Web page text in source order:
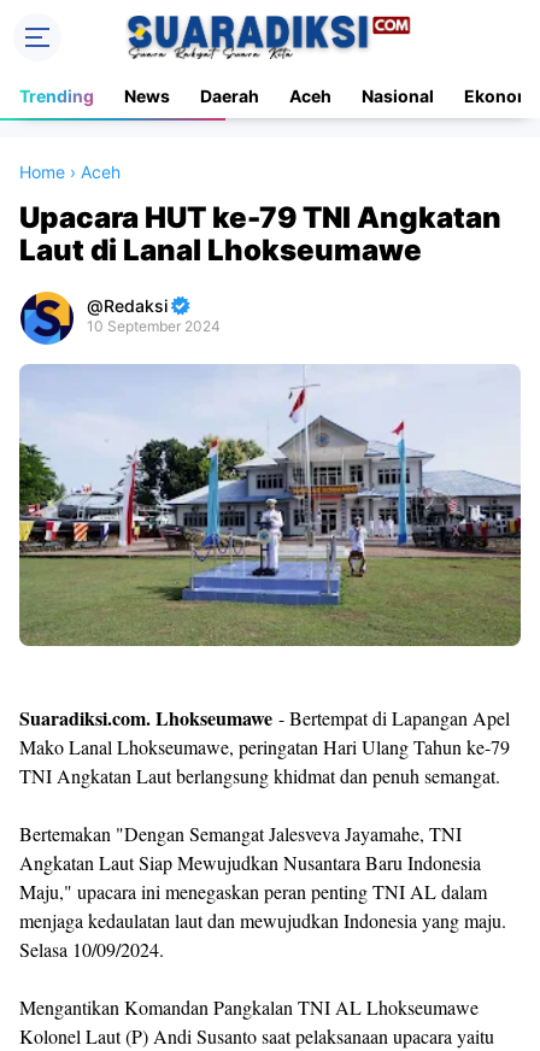
Trending News Daerah Aceh Nasional Ekonomi
Home › Aceh
Upacara HUT ke-79 TNI Angkatan
Laut di Lanal Lhokseumawe
Redaksi
10 September 2024
Premium
Design
With
Shroff
Templates
Suaradiksi.com. Lhokseumawe - Bertempat di Lapangan Apel
Mako Lanal Lhokseumawe, peringatan Hari Ulang Tahun ke-79
TNI Angkatan Laut berlangsung khidmat dan penuh semangat.
Bertemakan "Dengan Semangat Jalesveva Jayamahe, TNI
Angkatan Laut Siap Mewujudkan Nusantara Baru Indonesia
Maju," upacara ini menegaskan peran penting TNI AL dalam
menjaga kedaulatan laut dan mewujudkan Indonesia yang maju.
Selasa 10/09/2024.
Mengantikan Komandan Pangkalan TNI AL Lhokseumawe
Kolonel Laut (P) Andi Susanto saat pelaksanaan upacara yaitu